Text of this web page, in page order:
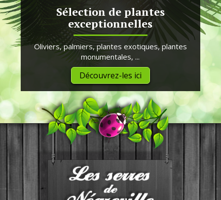
Sélection de plantes
exceptionnelles
Oliviers, palmiers, plantes exotiques, plantes
monumentales, ...
Découvrez-les ici